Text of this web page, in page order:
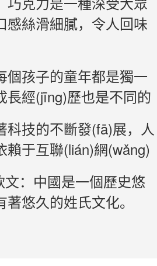
感絲滑細膩，令人回味
個孩子的童年都是獨一
長經(jīng)歷也是不同的
科技的不斷發(fā)展，人
賴于互聯(lián)網(wǎng)
：中國是一個歷史悠
悠久的姓氏文化。